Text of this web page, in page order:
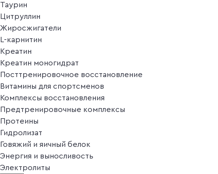
Таурин
Цитруллин
Жиросжигатели
L-карнитин
Креатин
Креатин моногидрат
Посттренировочное восстановление
Витамины для спортсменов
Комплексы восстановления
Предтренировочные комплексы
Протеины
Гидролизат
Говяжий и яичный белок
Энергия и выносливость
Электролиты